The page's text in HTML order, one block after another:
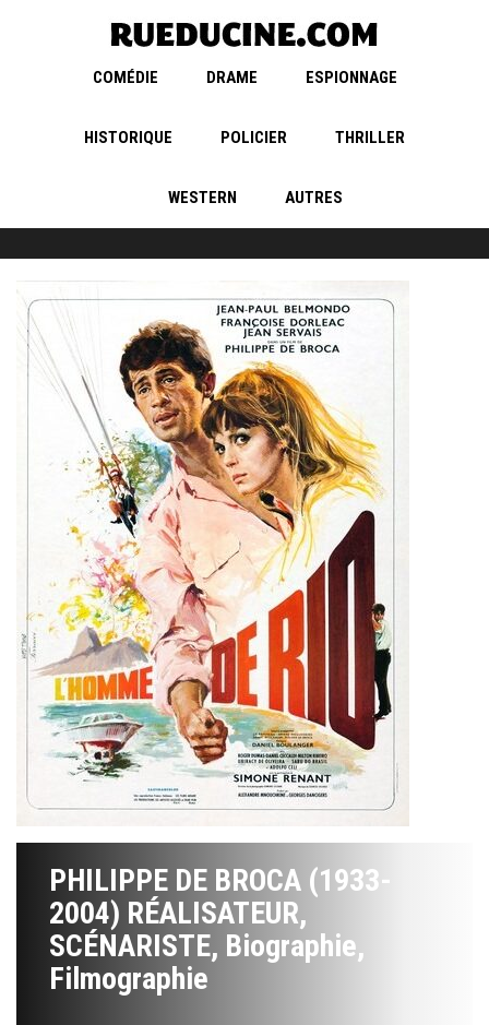
COMÉDIE DRAME ESPIONNAGE
HISTORIQUE POLICIER THRILLER
WESTERN AUTRES
PHILIPPE DE BROCA (1933-
2004) RÉALISATEUR,
SCÉNARISTE, Biographie,
Filmographie